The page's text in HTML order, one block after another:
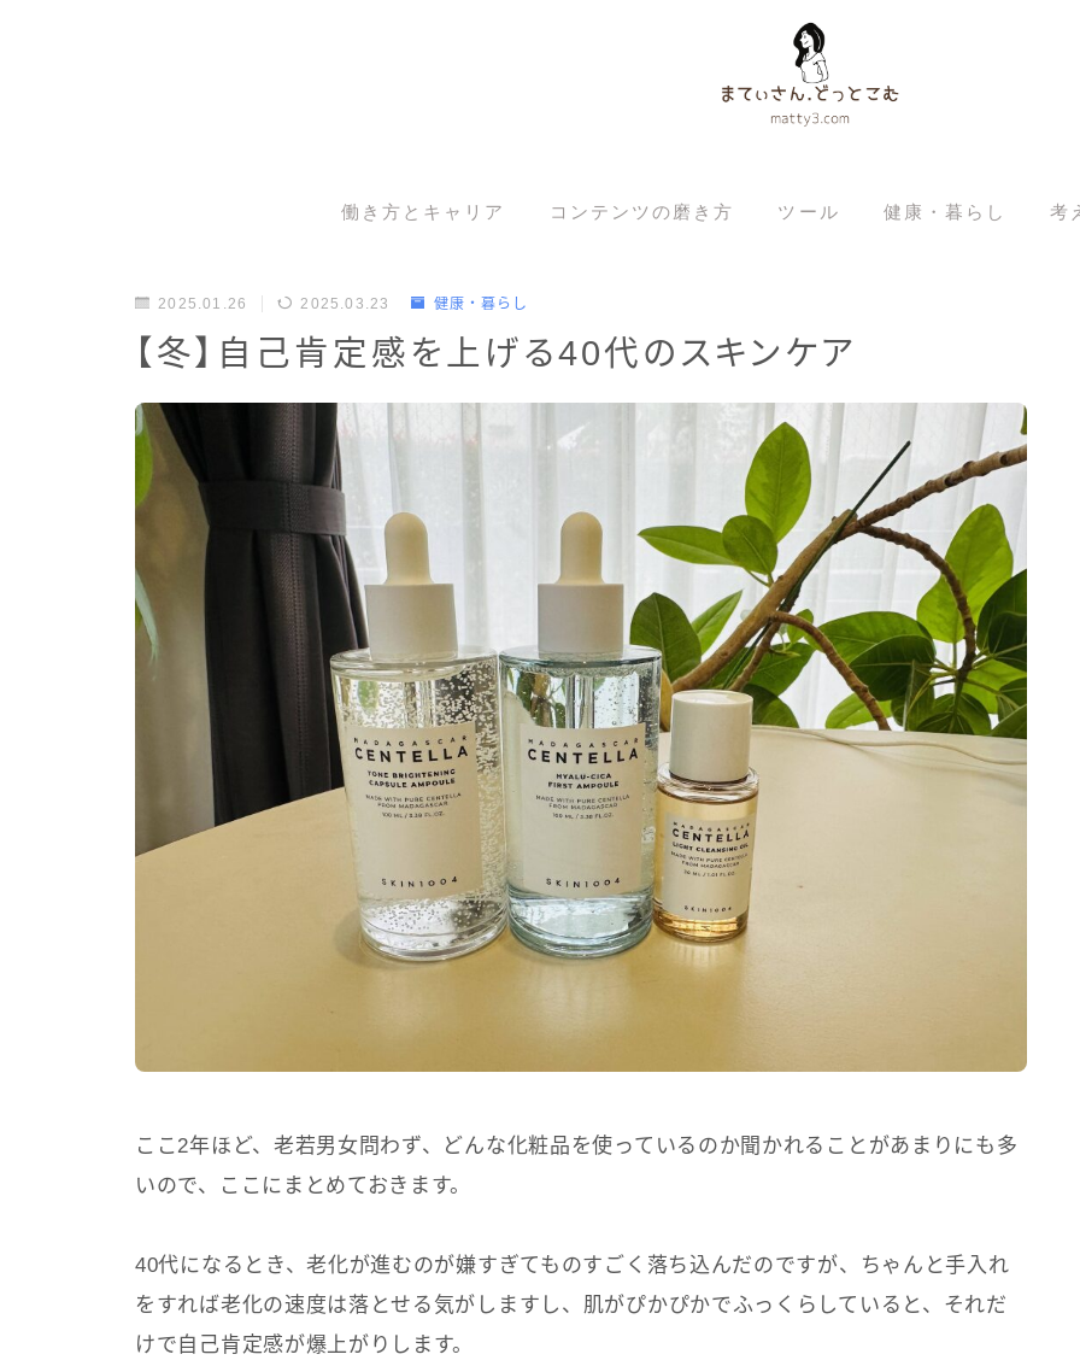
働き方とキャリア コンテンツの磨き方 ツール 健康・暮らし 考
2025.01.26 2025.03.23 健康・暮らし
【冬】自己肯定感を上げる40代のスキンケア
ここ2年ほど、老若男女問わず、どんな化粧品を使っているのか聞かれることがあまりにも多
いので、ここにまとめておきます。
40代になるとき、老化が進むのが嫌すぎてものすごく落ち込んだのですが、ちゃんと手入れ
をすれば老化の速度は落とせる気がしますし、肌がぴかぴかでふっくらしていると、それだ
けで自己肯定感が爆上がりします。